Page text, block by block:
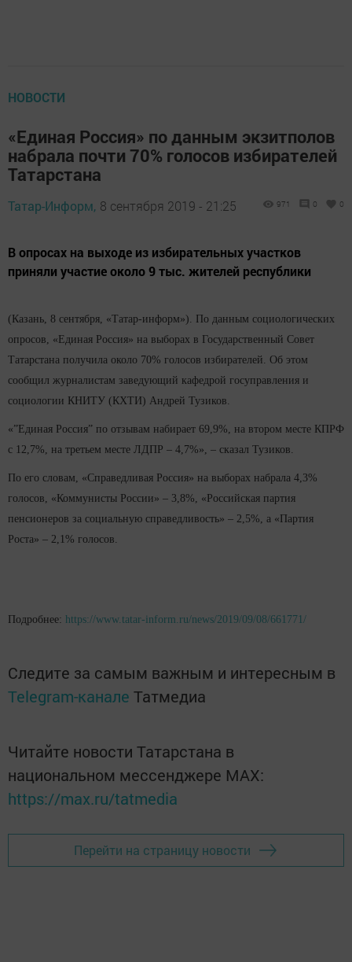
НОВОСТИ
«Единая Россия» по данным экзитполов
набрала почти 70% голосов избирателей
Татарстана
Татар-Информ, 8 сентября 2019 - 21:25 971 0 0
В опросах на выходе из избирательных участков
приняли участие около 9 тыс. жителей республики
(Казань, 8 сентября, «Татар-информ»). По данным социологических
опросов, «Единая Россия» на выборах в Государственный Совет
Татарстана получила около 70% голосов избирателей. Об этом
сообщил журналистам заведующий кафедрой госуправления и
социологии КНИТУ (КХТИ) Андрей Тузиков.
«”Единая Россия” по отзывам набирает 69,9%, на втором месте КПРФ
с 12,7%, на третьем месте ЛДПР – 4,7%», – сказал Тузиков.
По его словам, «Справедливая Россия» на выборах набрала 4,3%
голосов, «Коммунисты России» – 3,8%, «Российская партия
пенсионеров за социальную справедливость» – 2,5%, а «Партия
Роста» – 2,1% голосов.
Подробнее: https://www.tatar-inform.ru/news/2019/09/08/661771/
Следите за самым важным и интересным в
Telegram-канале Татмедиа
Читайте новости Татарстана в
национальном мессенджере MАХ:
https://max.ru/tatmedia
Перейти на страницу новости